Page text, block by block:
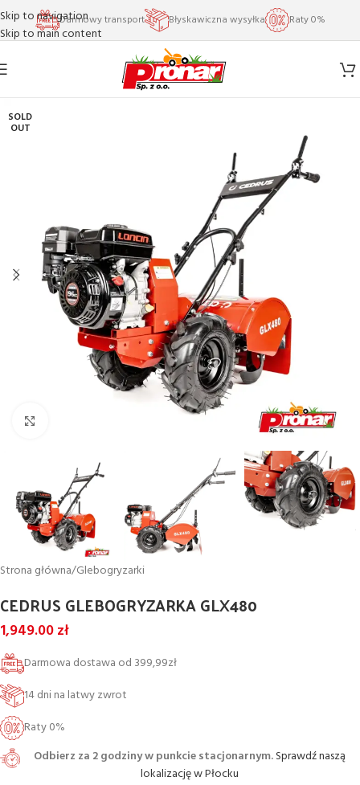
Skip to navigation
Skip to main content
Darmowy transport Błyskawiczna wysyłka Raty 0%
SOLD
OUT
Strona główna/Glebogryzarki
CEDRUS GLEBOGRYZARKA GLX480
1,949.00zł
Darmowa dostawa od 399,99zł
14 dni na latwy zwrot
Raty 0%
Odbierz za 2 godziny w punkcie stacjonarnym.Sprawdź naszą
lokalizację w Płocku